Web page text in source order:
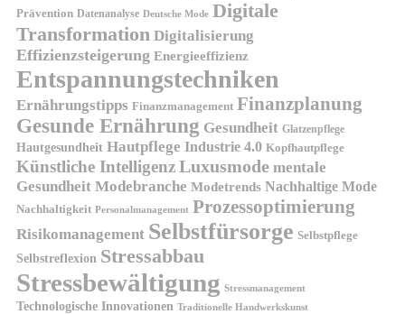
Prävention Datenanalyse Deutsche Mode Digitale
Transformation Digitalisierung
Effizienzsteigerung Energieeffizienz
Entspannungstechniken
Ernährungstipps Finanzmanagement Finanzplanung
Gesunde Ernährung Gesundheit Glatzenpflege
Hautgesundheit Hautpflege Industrie 4.0 Kopfhautpflege
Künstliche IntelligenzLuxusmode mentale
Gesundheit Modebranche Modetrends Nachhaltige Mode
Nachhaltigkeit Personalmanagement Prozessoptimierung
Risikomanagement Selbstfürsorge Selbstpflege
Selbstreflexion Stressabbau
Stressbewältigung Stressmanagement
Technologische Innovationen Traditionelle Handwerkskunst